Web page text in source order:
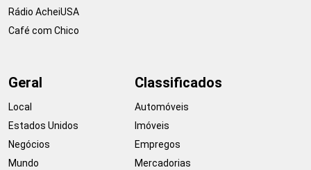
Rádio AcheiUSA
Café com Chico
Geral
Local
Estados Unidos
Negócios
Mundo
Classificados
Automóveis
Imóveis
Empregos
Mercadorias